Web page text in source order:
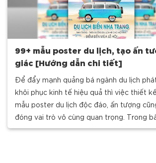
99+ mẫu poster du lịch, tạo ấn
giác [Hướng dẫn chi tiết]
Để đẩy mạnh quảng bá ngành du lịch
khôi phục kinh tế hiệu quả thì việc thiết
mẫu poster du lịch độc đáo, ấn tượng
đóng vai trò vô cùng quan trọng. Trong
này, iDO Design sẽ